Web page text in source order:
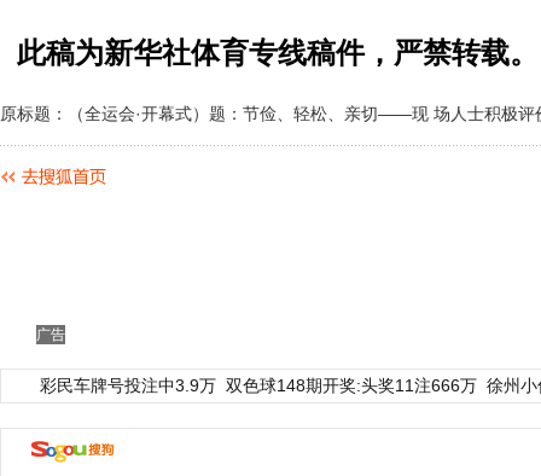
此稿为新华社体育专线稿件，严禁转载。
原标题：（全运会·开幕式）题：节俭、轻松、亲切——现 场人士积极评
广告
彩民车牌号投注中3.9万 双色球148期开奖:头奖11注666万 徐州